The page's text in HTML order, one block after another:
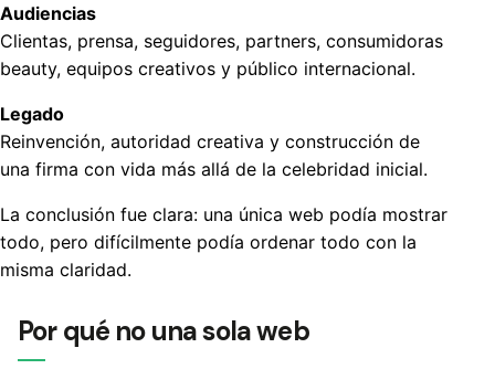
Audiencias
Clientas, prensa, seguidores, partners, consumidoras
beauty, equipos creativos y público internacional.
Legado
Reinvención, autoridad creativa y construcción de
una firma con vida más allá de la celebridad inicial.
La conclusión fue clara: una única web podía mostrar
todo, pero difícilmente podía ordenar todo con la
misma claridad.
Por qué no una sola web